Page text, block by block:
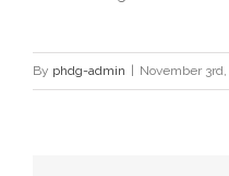
By phdg-admin | November 3rd,